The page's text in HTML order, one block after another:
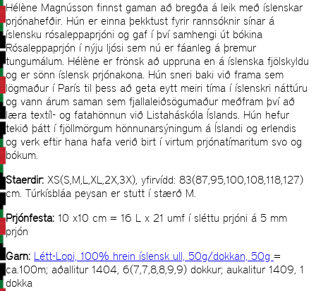
Hélène Magnússon finnst gaman að bregða á leik með íslenskar
prjónahefðir. Hún er einna þekktust fyrir rannsóknir sínar á
íslensku rósaleppaprjóni og gaf í því samhengi út bókina
Rósaleppaprjón í nýju ljósi sem nú er fáanleg á þremur
tungumálum. Hélène er frönsk að uppruna en á íslenska fjölskyldu
og er sönn íslensk prjónakona. Hún sneri baki við frama sem
lögmaður í París til þess að geta eytt meiri tíma í íslenskri náttúru
og vann árum saman sem fjallaleiðsögumaður meðfram því að
læra textíl- og fatahönnun við Listaháskóla Íslands. Hún hefur
tekið þátt í fjöllmörgum hönnunarsýningum á Íslandi og erlendis
og verk eftir hana hafa verið birt í virtum prjónatímaritum svo og
bókum.
Staerdir: XS(S,M,L,XL,2X,3X), yfirvídd: 83(87,95,100,108,118,127)
cm. Túrkísbláa peysan er stutt í stærð M.
Prjónfesta: 10 x10 cm = 16 L x 21 umf í sléttu prjóni á 5 mm
prjón
Garn: Létt-Lopi, 100% hrein íslensk ull, 50g/dokkan, 50g =
ca.100m; aðallitur 1404, 6(7,7,8,8,9,9) dokkur; aukalitur 1409, 1
dokka